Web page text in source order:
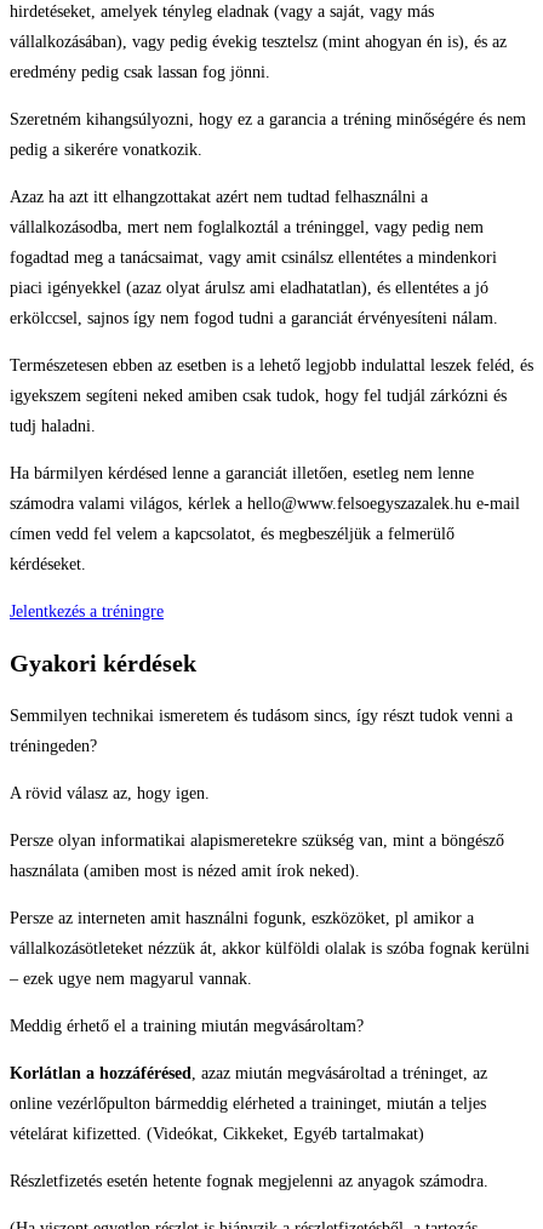
hirdetéseket, amelyek tényleg eladnak (vagy a saját, vagy más
vállalkozásában), vagy pedig évekig tesztelsz (mint ahogyan én is), és az
eredmény pedig csak lassan fog jönni.
Szeretném kihangsúlyozni, hogy ez a garancia a tréning minőségére és nem
pedig a sikerére vonatkozik.
Azaz ha azt itt elhangzottakat azért nem tudtad felhasználni a
vállalkozásodba, mert nem foglalkoztál a tréninggel, vagy pedig nem
fogadtad meg a tanácsaimat, vagy amit csinálsz ellentétes a mindenkori
piaci igényekkel (azaz olyat árulsz ami eladhatatlan), és ellentétes a jó
erkölccsel, sajnos így nem fogod tudni a garanciát érvényesíteni nálam.
Természetesen ebben az esetben is a lehető legjobb indulattal leszek feléd, és
igyekszem segíteni neked amiben csak tudok, hogy fel tudjál zárkózni és
tudj haladni.
Ha bármilyen kérdésed lenne a garanciát illetően, esetleg nem lenne
számodra valami világos, kérlek a hello@www.felsoegyszazalek.hu e-mail
címen vedd fel velem a kapcsolatot, és megbeszéljük a felmerülő
kérdéseket.
Jelentkezés a tréningre
Gyakori kérdések
Semmilyen technikai ismeretem és tudásom sincs, így részt tudok venni a
tréningeden?
A rövid válasz az, hogy igen.
Persze olyan informatikai alapismeretekre szükség van, mint a böngésző
használata (amiben most is nézed amit írok neked).
Persze az interneten amit használni fogunk, eszközöket, pl amikor a
vállalkozásötleteket nézzük át, akkor külföldi olalak is szóba fognak kerülni
– ezek ugye nem magyarul vannak.
Meddig érhető el a training miután megvásároltam?
Korlátlan a hozzáférésed
, azaz miután megvásároltad a tréninget, az
online vezérlőpulton bármeddig elérheted a traininget, miután a teljes
vételárat kifizetted. (Videókat, Cikkeket, Egyéb tartalmakat)
Részletfizetés esetén hetente fognak megjelenni az anyagok számodra.